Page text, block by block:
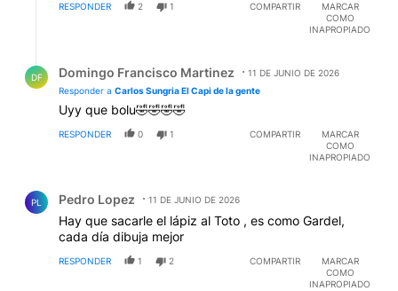
RESPONDER 2 1 COMPARTIR
MARCAR
COMO
INAPROPIADO
DF Domingo Francisco Martinez
11 DE JUNIO DE 2026
Responder a Carlos Sungria El Capi de la gente
Uyy que bolu🤣🤣🤣🤣
RESPONDER 0 1 COMPARTIR
MARCAR
COMO
INAPROPIADO
PL Pedro Lopez 11 DE JUNIO DE 2026
Hay que sacarle el lápiz al Toto , es como Gardel,
cada día dibuja mejor
RESPONDER 1 2 COMPARTIR
MARCAR
COMO
INAPROPIADO